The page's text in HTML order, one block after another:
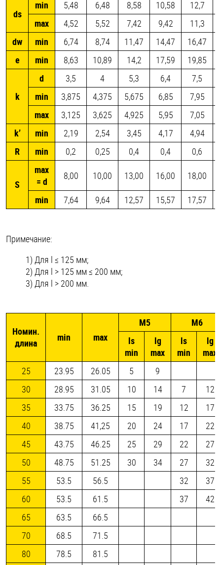
ds
min 5,48 6,48 8,58 10,58
12,7
max
4,52 5,52 7,42 9,42
11,3
dw
min 6,74 8,74 11,47 14,47 16,47
e
min 8,63 10,89 14,2 17,59 19,85
k
d 3,5 4 5,3 6,4
7,5
min
3,875 4,375 5,675 6,85
7,95
max
3,125 3,625 4,925 5,95
7,05
k’
min 2,19 2,54 3,45 4,17
4,94
R
min 0,2 0,25 0,4 0,4 0,6
S
max
= d
8,00 10,00 13,00 16,00 18,00
min 7,64 9,64 12,57 15,57 17,57
Примечание:
1) Для l ≤ 125 мм;
2) Для l > 125 мм ≤ 200 мм;
3) Для l > 200 мм.
Номин.
длина
min max
М5
М6
ls
min
lg
max
ls
min
lg
max
25
23.95 26.05 5
9
30
28.95 31.05 10 14 7
12
35
33.75 36.25 15 19 12
17
40
38.75 41,25 20 24 17
22
45
43.75 46.25 25 29 22
27
50
48.75 51.25 30 34 27
32
55
53.5 56.5 32
37
60
53.5 61.5 37
42
65
63.5
66.5
70
68.5
71.5
80
78.5
81.5